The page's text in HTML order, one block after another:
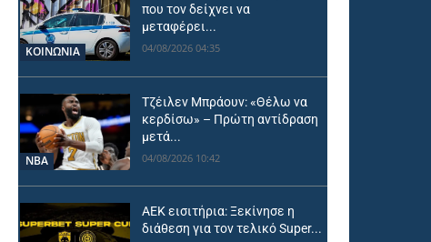
ΚΟΙΝΩΝΙΑ
που τον δείχνει να
μεταφέρει...
04/08/2026 04:35
NBA
Τζέιλεν Μπράουν: «Θέλω να
κερδίσω» – Πρώτη αντίδραση
μετά...
04/08/2026 10:42
ΑΕΚ εισιτήρια: Ξεκίνησε η
διάθεση για τον τελικό Super...